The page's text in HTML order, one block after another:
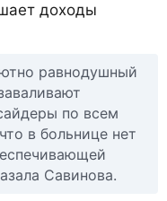
доходы
равнодушный
по всем
в больнице нет
Савинова.